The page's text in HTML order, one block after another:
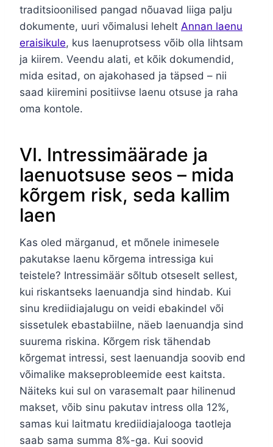
traditsioonilised pangad nõuavad liiga palju
dokumente, uuri võimalusi lehelt Annan laenu
eraisikule, kus laenuprotsess võib olla lihtsam
ja kiirem. Veendu alati, et kõik dokumendid,
mida esitad, on ajakohased ja täpsed – nii
saad kiiremini positiivse laenu otsuse ja raha
oma kontole.
VI. Intressimäärade ja
laenuotsuse seos – mida
kõrgem risk, seda kallim
laen
Kas oled märganud, et mõnele inimesele
pakutakse laenu kõrgema intressiga kui
teistele? Intressimäär sõltub otseselt sellest,
kui riskantseks laenuandja sind hindab. Kui
sinu krediidiajalugu on veidi ebakindel või
sissetulek ebastabiilne, näeb laenuandja sind
suurema riskina. Kõrgem risk tähendab
kõrgemat intressi, sest laenuandja soovib end
võimalike makseprobleemide eest kaitsta.
Näiteks kui sul on varasemalt paar hilinenud
makset, võib sinu pakutav intress olla 12%,
samas kui laitmatu krediidiajalooga taotleja
saab sama summa 8%-ga. Kui soovid